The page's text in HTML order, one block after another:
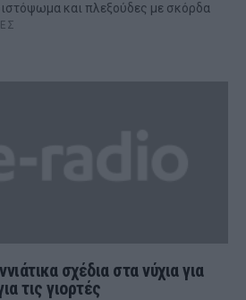
και πλεξούδες με σκόρδα
σχέδια στα νύχια για
τις γιορτές